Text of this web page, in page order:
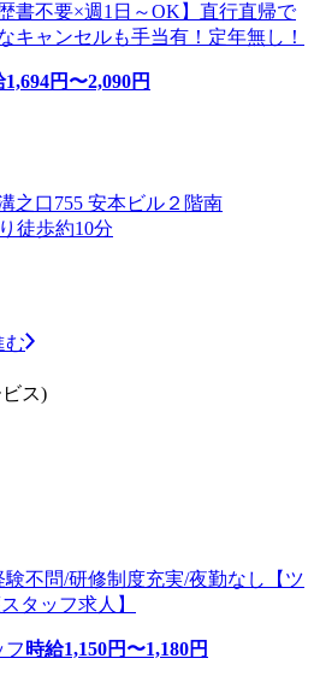
書不要×週1日～OK】直行直帰で
キャンセルも手当有！定年無し！
1,694円〜2,090円
之口755 安本ビル２階南
徒歩約10分
む
ス)
不問/研修制度充実/夜勤なし【ツ
タッフ求人】
フ 時給1,150円〜1,180円